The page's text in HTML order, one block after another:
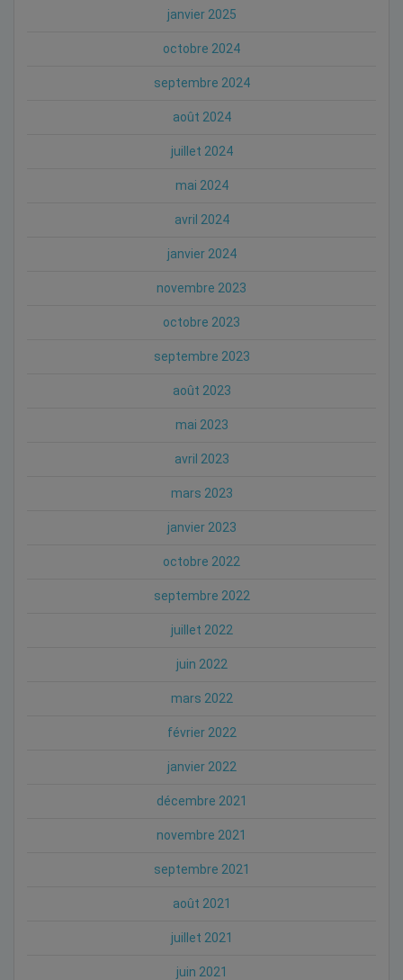
janvier 2025
octobre 2024
septembre 2024
août 2024
juillet 2024
mai 2024
avril 2024
janvier 2024
novembre 2023
octobre 2023
septembre 2023
août 2023
mai 2023
avril 2023
mars 2023
janvier 2023
octobre 2022
septembre 2022
juillet 2022
juin 2022
mars 2022
février 2022
janvier 2022
décembre 2021
novembre 2021
septembre 2021
août 2021
juillet 2021
juin 2021